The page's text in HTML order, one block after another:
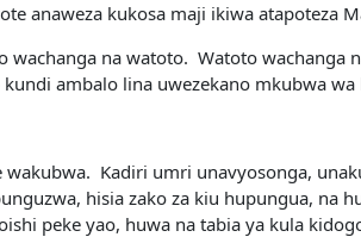
anaweza kukosa maji ikiwa atapoteza
wachanga na watoto. Watoto wachanga
kundi ambalo lina uwezekano mkubwa
wakubwa. Kadiri umri unavyosonga,
hisia zako za kiu hupungua, na
peke yao, huwa na tabia ya kula